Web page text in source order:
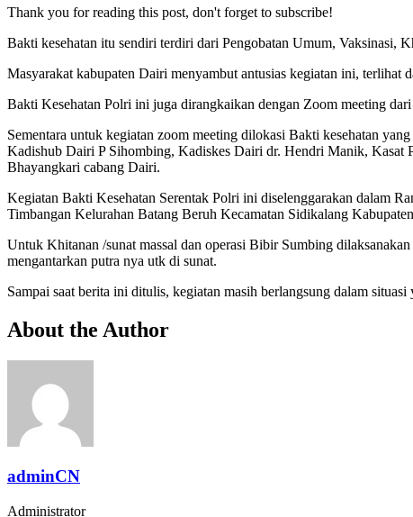
Thank you for reading this post, don't forget to subscribe!
Bakti kesehatan itu sendiri terdiri dari Pengobatan Umum, Vaksinasi,
Masyarakat kabupaten Dairi menyambut antusias kegiatan ini, terlihat
Bakti Kesehatan Polri ini juga dirangkaikan dengan Zoom meeting
Sementara untuk kegiatan zoom meeting dilokasi Bakti kesehatan
Kadishub Dairi P Sihombing, Kadiskes Dairi dr. Hendri Manik, Kasat
Bhayangkari cabang Dairi.
Kegiatan Bakti Kesehatan Serentak Polri ini diselenggarakan dalam
Timbangan Kelurahan Batang Beruh Kecamatan Sidikalang
Untuk Khitanan /sunat massal dan operasi Bibir Sumbing
mengantarkan putra nya utk di sunat.
Sampai saat berita ini ditulis, kegiatan masih berlangsung dalam situasi
About the Author
adminCN
Administrator